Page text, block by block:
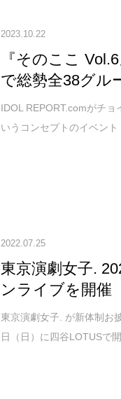
2023.10.22
『そのここ
で総勢全38グル
IDOL REPORT.comがチ
いうコンセプトのイベント
2022.07.25
東京演劇女子.
ンライブを開催
東京演劇女子. が新体制お
日（日）に四谷LOTUSで